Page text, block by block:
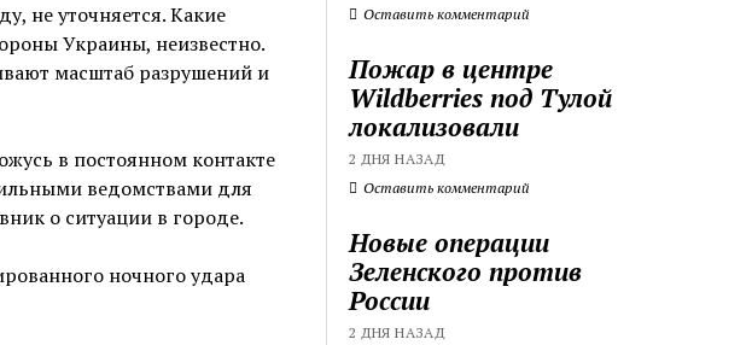
не уточняется. Какие
Украины, неизвестно.
масштаб разрушений и
в постоянном контакте
ведомствами для
о ситуации в городе.
ночного удара
Оставить комментарий
Пожар в центре
Wildberries под Тулой
локализовали
2 ДНЯ НАЗАД
Оставить комментарий
Новые операции
Зеленского против
России
2 ДНЯ НАЗАД